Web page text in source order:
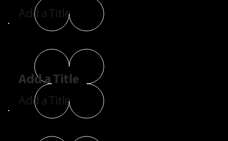
Add a Title
Add a Title
Add a Title